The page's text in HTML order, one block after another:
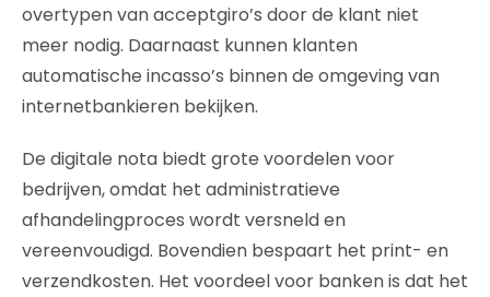
overtypen van acceptgiro’s door de klant niet
meer nodig. Daarnaast kunnen klanten
automatische incasso’s binnen de omgeving van
internetbankieren bekijken.
De digitale nota biedt grote voordelen voor
bedrijven, omdat het administratieve
afhandelingproces wordt versneld en
vereenvoudigd. Bovendien bespaart het print- en
verzendkosten. Het voordeel voor banken is dat het